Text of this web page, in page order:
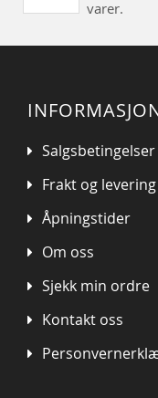
varer.
Salgsbetingelser
Frakt og levering
Åpningstider
Om oss
Sjekk min ordre
Kontakt oss